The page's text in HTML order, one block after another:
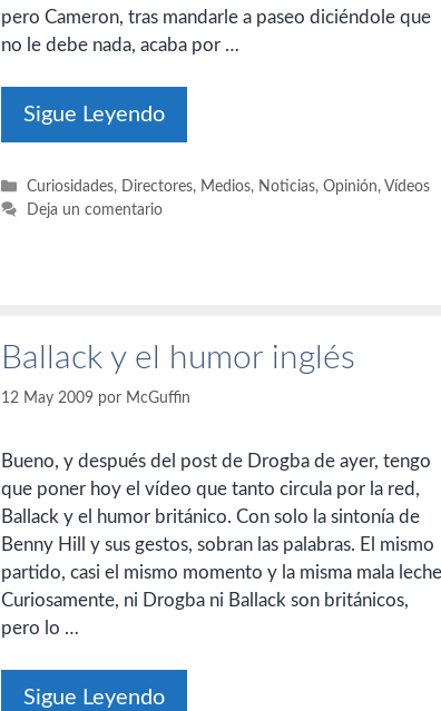
pero Cameron, tras mandarle a paseo diciéndole que
no le debe nada, acaba por …
Sigue Leyendo
Categorías
Curiosidades, Directores, Medios, Noticias,Opinión,Vídeos
Deja un comentario
Ballack y el humor inglés
12 May 2009 por McGuffin
Bueno, y después del post de Drogba de ayer, tengo
que poner hoy el vídeo que tanto circula por la red,
Ballack y el humor británico. Con solo la sintonía de
Benny Hill y sus gestos, sobran las palabras. El mismo
partido, casi el mismo momento y la misma mala
Curiosamente, ni Drogba ni Ballack son británicos,
pero lo …
Sigue Leyendo